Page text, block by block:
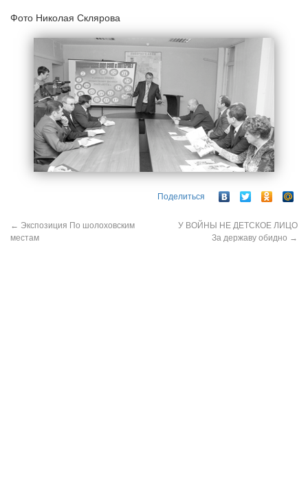
Фото Николая Склярова
Поделиться
← Экспозиция По шолоховским
местам
У ВОЙНЫ НЕ ДЕТСКОЕ ЛИЦО
За державу обидно →